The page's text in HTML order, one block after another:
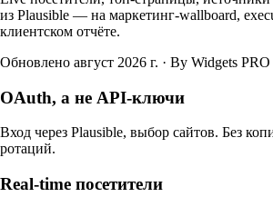
из Plausible — на маркетинг-wallboard,
клиентском отчёте.
Обновлено август 2026 г. · By Widgets PRO
OAuth, а не API-ключи
Вход через Plausible, выбор сайтов. Без
ротаций.
Real-time посетители